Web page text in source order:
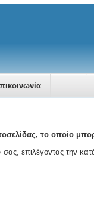
το οποίο
σας, επιλέγοντας την